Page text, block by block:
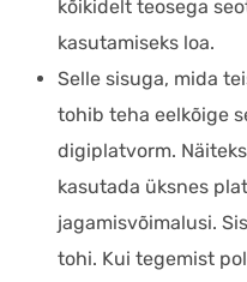
kõikidelt teosega
kasutamiseks loa.
Selle sisuga, mida
tohib teha eelkõige
digiplatvorm.
kasutada üksnes
jagamisvõimalusi.
tohi. Kui tegemist